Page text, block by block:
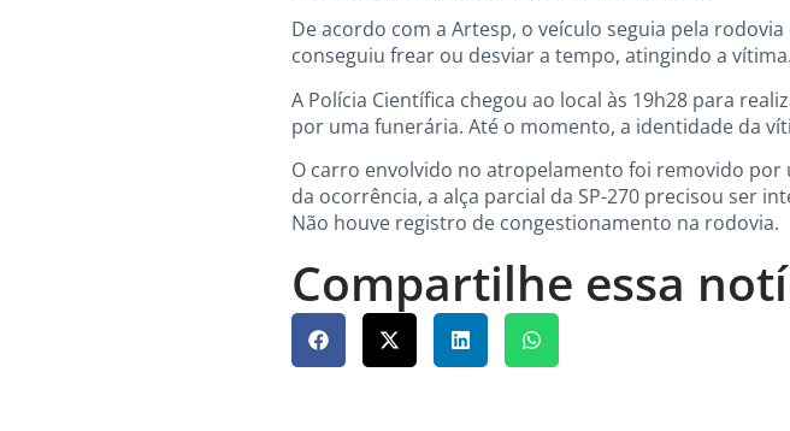
De acordo com a Artesp, o veículo seguia pela
conseguiu frear ou desviar a tempo, atingindo a
A Polícia Científica chegou ao local às 19h28 para
por uma funerária. Até o momento, a identidade da
O carro envolvido no atropelamento foi removido
da ocorrência, a alça parcial da SP-270 precisou ser
Não houve registro de congestionamento na rodovia.
Compartilhe essa